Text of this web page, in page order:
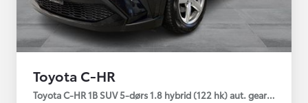
Toyota C-HR
Toyota C-HR 1B SUV 5-dørs 1.8 hybrid (122 hk) aut. gear C-LUB -